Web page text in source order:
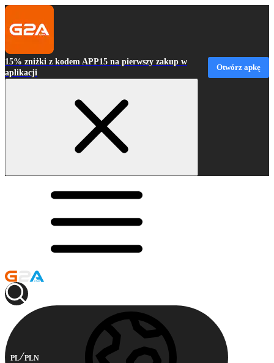
15% zniżki z kodem APP15 na pierwszy zakup w
aplikacji
Otwórz apkę
PL PLN